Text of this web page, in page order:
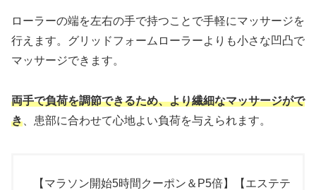
ローラーの端を左右の手で持つことで手軽にマッサージを
行えます。グリッドフォームローラーよりも小さな凹凸で
マッサージできます。
両手で負荷を調節できるため、より繊細なマッサージがで
き 、患部に合わせて心地よい負荷を与えられます。
【マラソン開始5時間クーポン＆P5倍】【エステテ